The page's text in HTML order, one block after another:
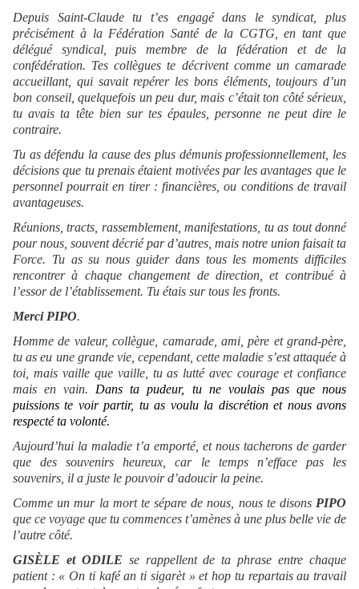
Depuis Saint-Claude tu t’es engagé dans le syndicat, plus
précisément à la Fédération Santé de la CGTG, en tant que
délégué syndical, puis membre de la fédération et de la
confédération. Tes collègues te décrivent comme un camarade
accueillant, qui savait repérer les bons éléments, toujours d’un
bon conseil, quelquefois un peu dur, mais c’était ton côté sérieux,
tu avais ta tête bien sur tes épaules, personne ne peut dire le
contraire.
Tu as défendu la cause des plus démunis professionnellement, les
décisions que tu prenais étaient motivées par les avantages que le
personnel pourrait en tirer : financières, ou conditions de travail
avantageuses.
Réunions, tracts, rassemblement, manifestations, tu as tout donné
pour nous, souvent décrié par d’autres, mais notre union faisait ta
Force. Tu as su nous guider dans tous les moments difficiles
rencontrer à chaque changement de direction, et contribué à
l’essor de l’établissement. Tu étais sur tous les fronts.
Merci PIPO.
Homme de valeur, collègue, camarade, ami, père et grand-père,
tu as eu une grande vie, cependant, cette maladie s’est attaquée à
toi, mais vaille que vaille, tu as lutté avec courage et confiance
mais en vain. Dans ta pudeur, tu ne voulais pas que nous
puissions te voir partir, tu as voulu la discrétion et nous avons
respecté ta volonté.
Aujourd’hui la maladie t’a emporté, et nous tacherons de garder
que des souvenirs heureux, car le temps n’efface pas les
souvenirs, il a juste le pouvoir d’adoucir la peine.
Comme un mur la mort te sépare de nous, nous te disons PIPO
que ce voyage que tu commences t’amènes à une plus belle vie de
l’autre côté.
GISЀLE et ODILE se rappellent de ta phrase entre chaque
patient : « On ti kafé an ti sigarèt » et hop tu repartais au travail